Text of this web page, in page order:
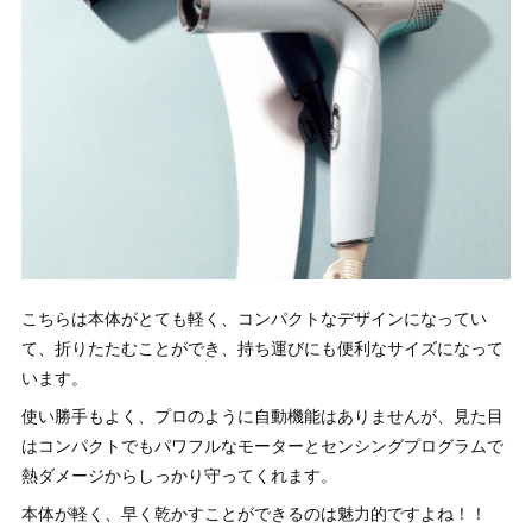
こちらは本体がとても軽く、コンパクトなデザインになってい
て、折りたたむことができ、持ち運びにも便利なサイズになって
います。
使い勝手もよく、プロのように自動機能はありませんが、見た目
はコンパクトでもパワフルなモーターとセンシングプログラムで
熱ダメージからしっかり守ってくれます。
本体が軽く、早く乾かすことができるのは魅力的ですよね！！